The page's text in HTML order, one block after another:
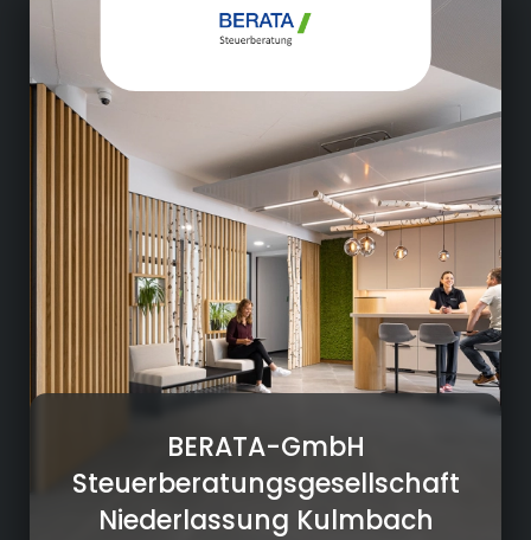
Steuerberatung für Gewerbetreibende und
Privatpersonen
Finanz- und Wirtschaftsberatung
Buchführung und Jahresabschlüsse
Gründungs- und Nachfolgeberatung
Unternehmensanalysen und -strategien
Lohnbuchhaltung und Personalwesen
Steuerberatung für landwirtschaftliche
Betriebe und KMUs
Digitalisierung und IT-Lösungen zur
Datenverwaltung
BERATA-GmbH
Steuerberatungsgesellschaft
Niederlassung Kulmbach